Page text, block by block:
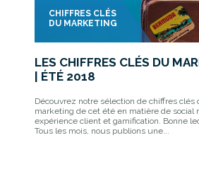
CHIFFRES CLÉS
DU MARKETING
LES CHIFFRES CLÉS DU
| ÉTÉ 2018
Découvrez notre sélection de chiffres clés
marketing de cet été en matière de social
expérience client et gamification. Bonne
Tous les mois, nous publions une...